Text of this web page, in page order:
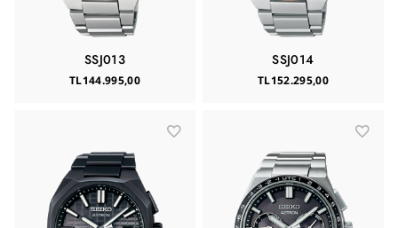
SSJ013
TL144.995,00
SSJ014
TL152.295,00